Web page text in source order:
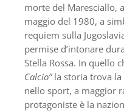
morte del Maresciallo,
maggio del 1980, a
requiem sulla
permise d’intonare
Stella Rossa. In quello
Calcio”la storia trova la
nello sport, a maggior
protagoniste è la